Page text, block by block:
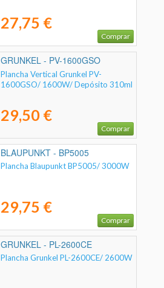
27,75 €
Comprar
GRUNKEL - PV-1600GSO
Plancha Vertical Grunkel PV-
1600GSO/ 1600W/ Depósito 310ml
29,50 €
Comprar
BLAUPUNKT - BP5005
Plancha Blaupunkt BP5005/ 3000W
29,75 €
Comprar
GRUNKEL - PL-2600CE
Plancha Grunkel PL-2600CE/ 2600W